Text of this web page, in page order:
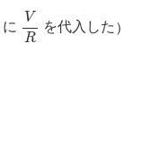
に
V
R
VR
を代入した ）